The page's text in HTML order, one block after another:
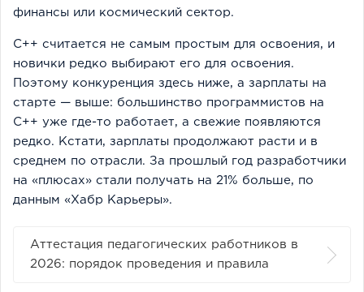
финансы или космический сектор.
C++ считается не самым простым для освоения, и
новички редко выбирают его для освоения.
Поэтому конкуренция здесь ниже, а зарплаты на
старте — выше: большинство программистов на
C++ уже где-то работает, а свежие появляются
редко. Кстати, зарплаты продолжают расти и в
среднем по отрасли. За прошлый год разработчики
на «плюсах» стали получать на 21% больше, по
данным «Хабр Карьеры».
Аттестация педагогических работников в
2026: порядок проведения и правила